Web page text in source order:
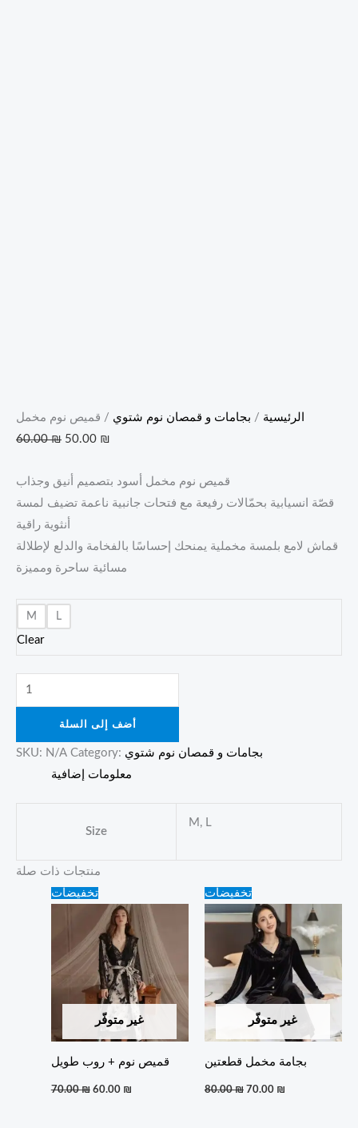
الرئيسية / بجامات و قمصان نوم شتوي / قميص نوم مخمل
60.00₪ 50.00 ₪
قميص نوم مخمل أسود بتصميم أنيق وجذاب
قصّة انسيابية بحمّالات رفيعة مع فتحات جانبية ناعمة تضيف لمسة
أنثوية راقية
قماش لامع بلمسة مخملية يمنحك إحساسًا بالفخامة والدلع لإطلالة
مسائية ساحرة ومميزة
M L
Clear
أضف إلى السلة
SKU: N/A Category: بجامات و قمصان نوم شتوي
معلومات إضافية
Size
M, L
منتجات ذات صلة
تخفيضات
غير متوفّر
قميص نوم + روب طويل
70.00₪
Original
price
was:
70.00 ₪.
60.00 ₪
price
60.00 ₪.
تخفيضات
غير متوفّر
بجامة مخمل قطعتين
80.00₪
Original
price
was:
80.00 ₪.
70.00 ₪
price
70.00 ₪.